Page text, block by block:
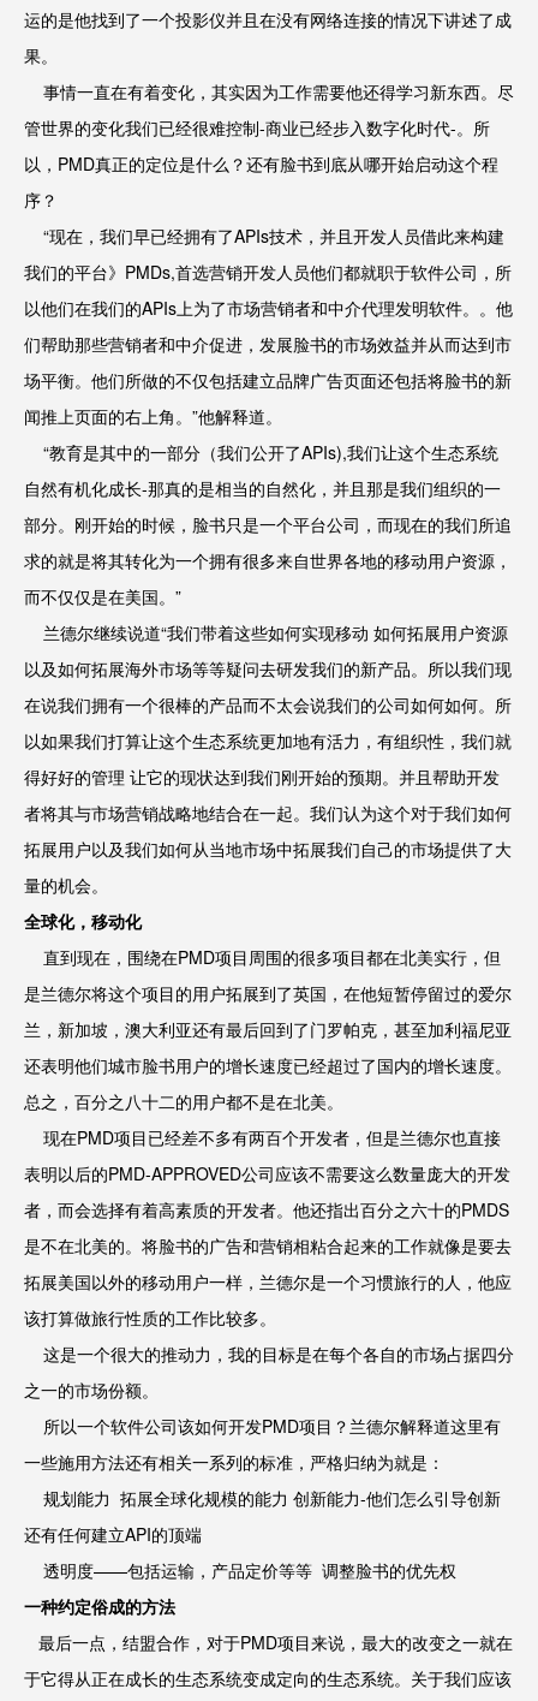
运的是他找到了一个投影仪并且在没有网络连接的情况下讲述了成
果。
事情一直在有着变化，其实因为工作需要他还得学习新东西。尽
管世界的变化我们已经很难控制-商业已经步入数字化时代-。所
以，PMD真正的定位是什么？还有脸书到底从哪开始启动这个程
序？
“现在，我们早已经拥有了APIs技术，并且开发人员借此来构建
我们的平台》PMDs,首选营销开发人员他们都就职于软件公司，所
以他们在我们的APIs上为了市场营销者和中介代理发明软件。。他
们帮助那些营销者和中介促进，发展脸书的市场效益并从而达到市
场平衡。他们所做的不仅包括建立品牌广告页面还包括将脸书的新
闻推上页面的右上角。”他解释道。
“教育是其中的一部分（我们公开了APIs),我们让这个生态系统
自然有机化成长-那真的是相当的自然化，并且那是我们组织的一
部分。刚开始的时候，脸书只是一个平台公司，而现在的我们所追
求的就是将其转化为一个拥有很多来自世界各地的移动用户资源，
而不仅仅是在美国。”
兰德尔继续说道“我们带着这些如何实现移动 如何拓展用户资源
以及如何拓展海外市场等等疑问去研发我们的新产品。所以我们现
在说我们拥有一个很棒的产品而不太会说我们的公司如何如何。所
以如果我们打算让这个生态系统更加地有活力，有组织性，我们就
得好好的管理 让它的现状达到我们刚开始的预期。并且帮助开发
者将其与市场营销战略地结合在一起。我们认为这个对于我们如何
拓展用户以及我们如何从当地市场中拓展我们自己的市场提供了大
量的机会。
全球化，移动化
直到现在，围绕在PMD项目周围的很多项目都在北美实行，但
是兰德尔将这个项目的用户拓展到了英国，在他短暂停留过的爱尔
兰，新加坡，澳大利亚还有最后回到了门罗帕克，甚至加利福尼亚
还表明他们城市脸书用户的增长速度已经超过了国内的增长速度。
总之，百分之八十二的用户都不是在北美。
现在PMD项目已经差不多有两百个开发者，但是兰德尔也直接
表明以后的PMD-APPROVED公司应该不需要这么数量庞大的开发
者，而会选择有着高素质的开发者。他还指出百分之六十的PMDS
是不在北美的。将脸书的广告和营销相粘合起来的工作就像是要去
拓展美国以外的移动用户一样，兰德尔是一个习惯旅行的人，他应
该打算做旅行性质的工作比较多。
这是一个很大的推动力，我的目标是在每个各自的市场占据四分
之一的市场份额。
所以一个软件公司该如何开发PMD项目？兰德尔解释道这里有
一些施用方法还有相关一系列的标准，严格归纳为就是：
规划能力 拓展全球化规模的能力 创新能力-他们怎么引导创新
还有任何建立API的顶端
透明度——包括运输，产品定价等等 调整脸书的优先权
一种约定俗成的方法
最后一点，结盟合作，对于PMD项目来说，最大的改变之一就在
于它得从正在成长的生态系统变成定向的生态系统。关于我们应该